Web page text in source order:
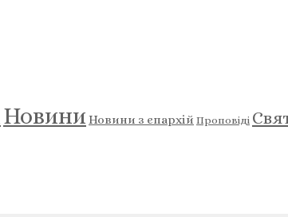
Новини Новини з єпархій Проповіді